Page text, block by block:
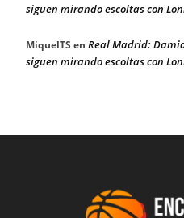
siguen mirando escoltas con
MiquelTS en Real Madrid:
siguen mirando escoltas con